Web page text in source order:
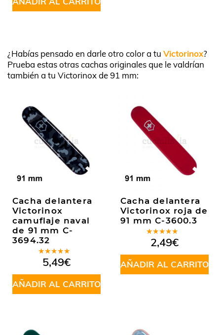
¿Habías pensado en darle otro color a tu Victorinox?
Prueba estas otras cachas originales que le valdrían
también a tu Victorinox de 91 mm:
Cacha delantera
Victorinox
camuflaje naval
de 91 mm C-
3694.32
Valorado
en5.00de
5
5,49€
AÑADIR AL CARRITO
Cacha delantera
Victorinox roja de
91 mm C-3600.3
Valorado
en5.00de
5
2,49€
AÑADIR AL CARRITO